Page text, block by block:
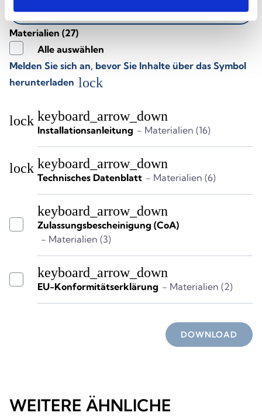
lock keyboard_arrow_down
Installationsanleitung - Materialien (16)
lock keyboard_arrow_down
Technisches Datenblatt - Materialien (6)
keyboard_arrow_down
Zulassungsbescheinigung (CoA)
- Materialien (3)
keyboard_arrow_down
EU-Konformitätserklärung - Materialien (2)
Materialien (27)
Alle auswählen
Melden Sie sich an, bevor Sie Inhalte über das Symbol
herunterladen lock
FILTER LÖSCHEN
DOWNLOAD
WEITERE ÄHNLICHE